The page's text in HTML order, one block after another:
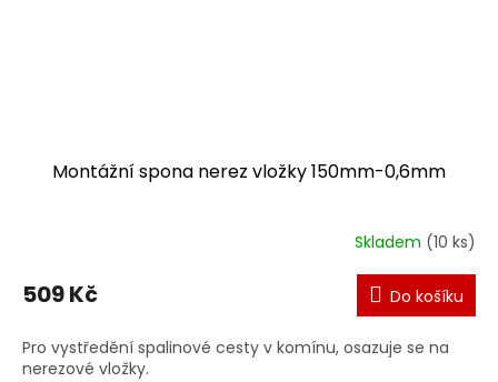
Montážní spona nerez vložky 150mm-0,6mm
Skladem (10 ks)
509 Kč Do košíku
Pro vystředění spalinové cesty v komínu, osazuje se na
nerezové vložky.